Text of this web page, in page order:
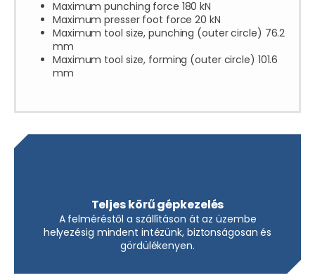
Maximum punching force 180 kN
Maximum presser foot force 20 kN
Maximum tool size, punching (outer circle) 76.2
mm
Maximum tool size, forming (outer circle) 101.6
mm
Teljes körű gépkezelés
A felméréstől a szállításon át az üzembe
helyezésig mindent intézünk, biztonságosan és
gördülékenyen.